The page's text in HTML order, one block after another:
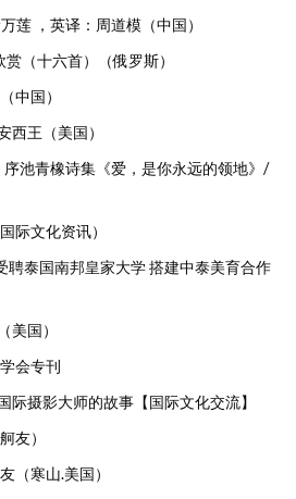
莲 ，英译：周道模（中国）
（十六首）（俄罗斯）
中国）
西王（美国）
池青橡诗集《爱，是你永远的领地》/
际文化资讯）
聘泰国南邦皇家大学 搭建中泰美育合作
美国）
会专刊
际摄影大师的故事【国际文化交流】
友）
（寒山.美国）